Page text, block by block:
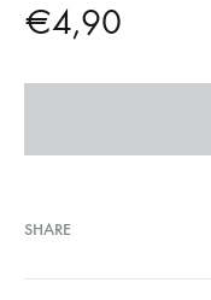
€4,90
SHARE